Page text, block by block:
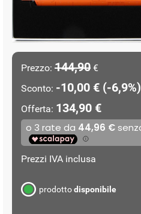
Prezzo: 144,90 €
Sconto: -10,00 € (-6,9%)
Offerta: 134,90 €
Prezzi IVA inclusa
prodottodisponibile